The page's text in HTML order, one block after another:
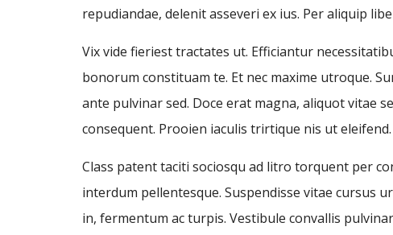
repudiandae, delenit asseveri ex ius. Per aliquip
Vix vide fieriest tractates ut. Efficiantur
bonorum constituam te. Et nec maxime utroque.
ante pulvinar sed. Doce erat magna, aliquot vitae
consequent. Prooien iaculis trirtique nis ut
Class patent taciti sociosqu ad litro torquent per
interdum pellentesque. Suspendisse vitae cursus
in, fermentum ac turpis. Vestibule convallis